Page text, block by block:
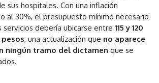
sus hospitales. Con una inflación
al 30%, el presupuesto mínimo necesario
servicios debería ubicarse entre 115 y 120
, una actualización que no aparece
ningún tramo del dictamen que se